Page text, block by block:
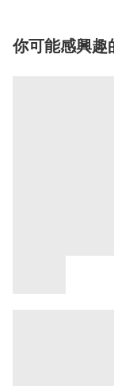
你可能感興趣